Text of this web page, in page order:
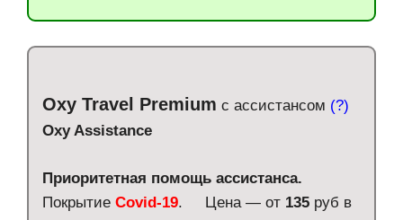
Oxy Travel Premium с ассистансом (?)
Oxy Assistance
Приоритетная помощь ассистанса.
Покрытие Covid-19. Цена — от 135 руб в